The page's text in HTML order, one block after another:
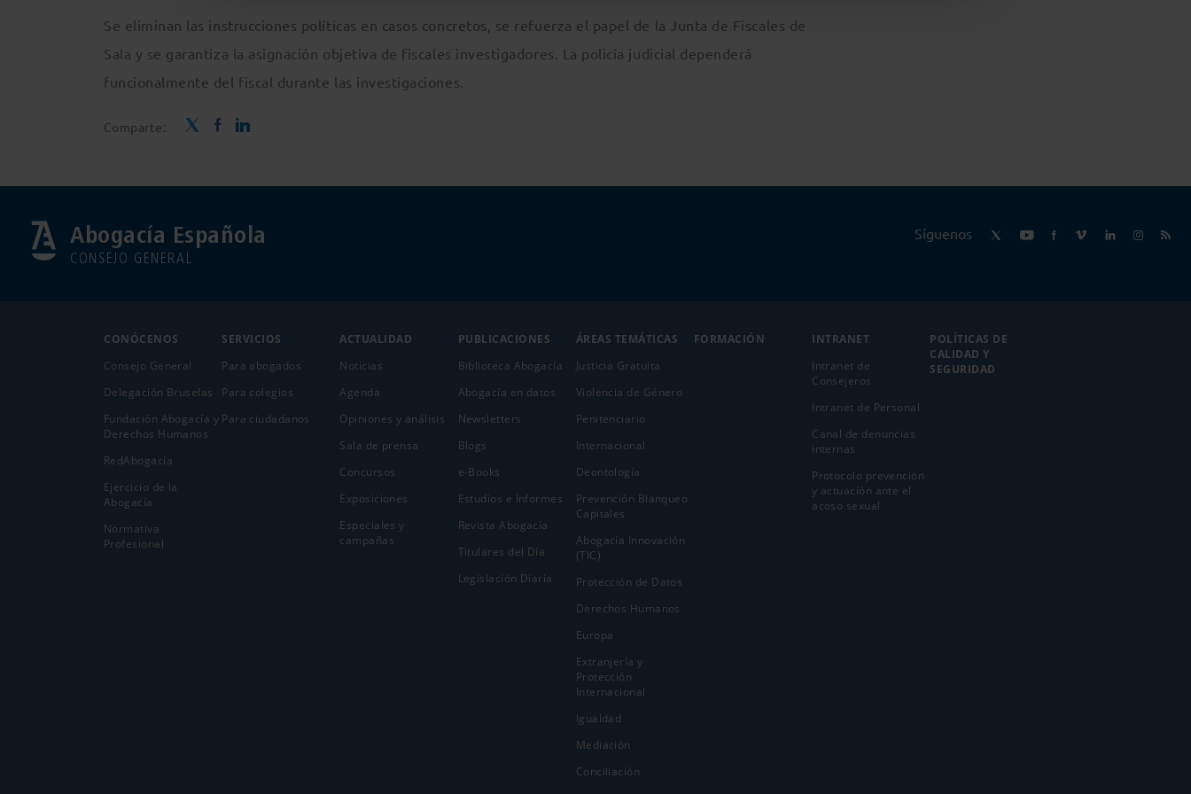
Se eliminan las instrucciones políticas en casos concretos, se refuerza el papel de la Junta de Fiscales de
Sala y se garantiza la asignación objetiva de fiscales investigadores. La policía judicial dependerá
funcionalmente del fiscal durante las investigaciones.
Comparte:
Abogacía Española
CONSEJO GENERAL
Síguenos
CONÓCENOS
Consejo General
Delegación Bruselas
Fundación Abogacía y
Derechos Humanos
RedAbogacía
Ejercicio de la
Abogací­a
Normativa
Profesional
SERVICIOS
Para abogados
Para colegios
Para ciudadanos
ACTUALIDAD
Noticias
Agenda
Opiniones y análisis
Sala de prensa
Concursos
Exposiciones
Especiales y
campañas
PUBLICACIONES
Biblioteca Abogacía
Abogacía en datos
Newsletters
Blogs
e-Books
Estudios e Informes
Revista Abogacía
Titulares del Día
Legislación Diaria
ÁREAS TEMÁTICAS
Justicia Gratuita
Violencia de Género
Penitenciario
Internacional
Deontología
Prevención Blanqueo
Capitales
Abogacía Innovación
(TIC)
Protección de Datos
Derechos Humanos
Europa
Extranjería y
Protección
Internacional
Igualdad
Mediación
Conciliación
FORMACIÓN
INTRANET
Intranet de
Consejeros
Intranet de Personal
Canal de denuncias
internas
Protocolo prevención
y actuación ante el
acoso sexual
POLÍTICAS DE
CALIDAD Y
SEGURIDAD